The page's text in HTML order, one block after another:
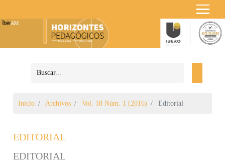
Inicio Archivos Vol. 18 Núm. 1 (2016) Editorial
EDITORIAL
EDITORIAL